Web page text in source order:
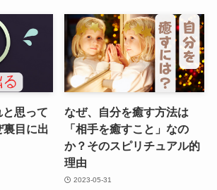
と思って
裏目に出
なぜ、自分を癒す方法は
「相手を癒すこと」なの
か？そのスピリチュアル的
理由
2023-05-31